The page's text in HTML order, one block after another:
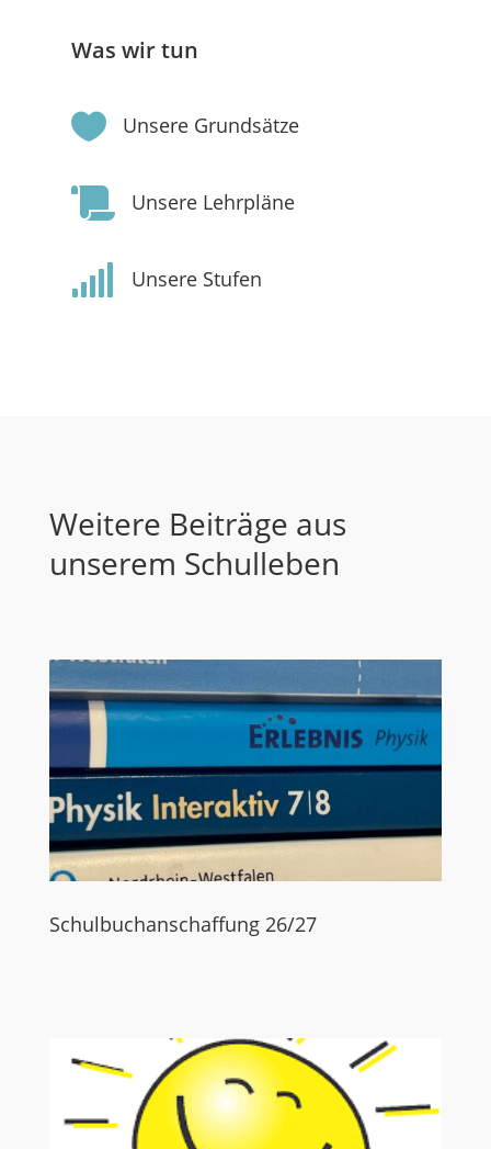
Was wir tun
 Unsere Grundsätze
 Unsere Lehrpläne
 Unsere Stufen
Weitere Beiträge aus
unserem Schulleben
Schulbuchanschaffung 26/27